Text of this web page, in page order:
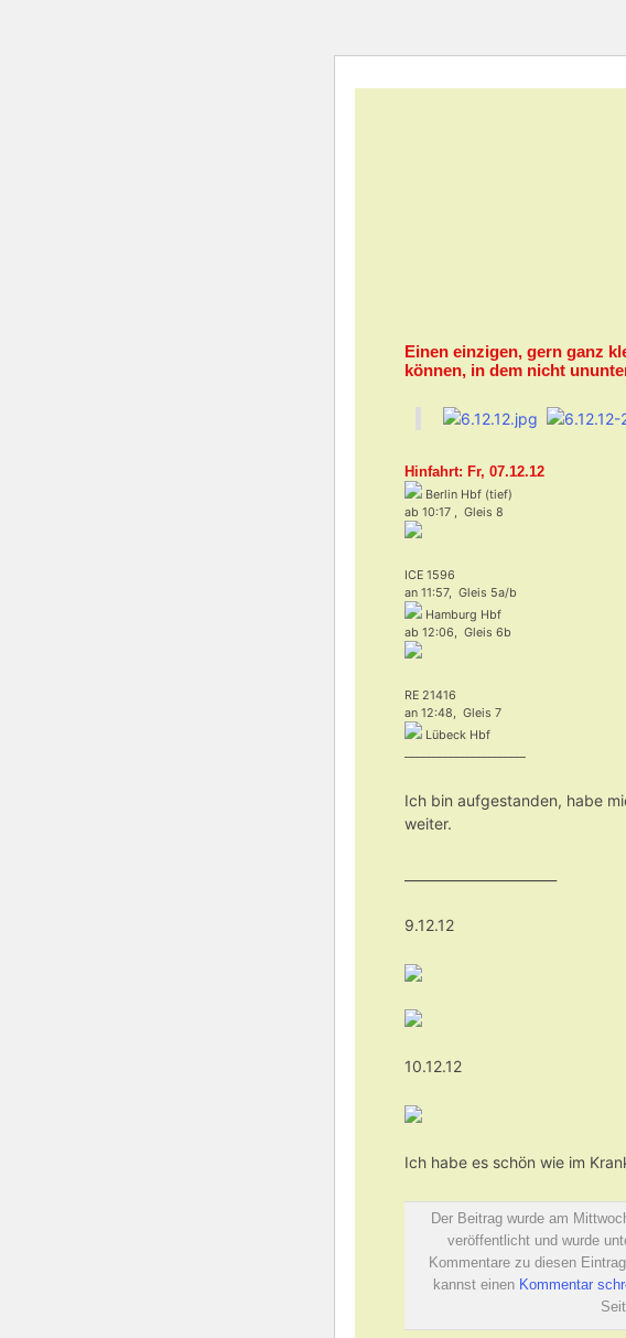
Einen einzigen, gern ganz
können, in dem nicht
Hinfahrt: Fr, 07.12.12
Berlin Hbf (tief)
ab 10:17 , Gleis 8
ICE 1596
an 11:57, Gleis 5a/b
Hamburg Hbf
ab 12:06, Gleis 6b
RE 21416
an 12:48, Gleis 7
Lübeck Hbf
Ich bin aufgestanden, habe
weiter.
9.12.12
10.12.12
Ich habe es schön wie im
Der Beitrag wurde am
veröffentlicht und wurde
Kommentare zu diesen
kannst einen Kommentar